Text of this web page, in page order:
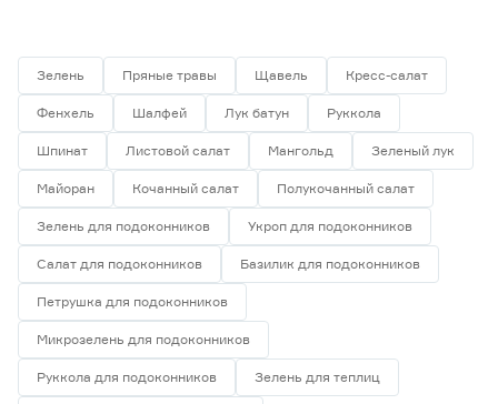
Марка
Agroni
Darit
0
Гавриш
Ещё 8
Страна производства
Китай
Россия
Форма плода
Шиловидная
Зелень Пряные травы Щавель Кресс-салат
Фенхель Шалфей Лук батун Руккола
Шпинат Листовой салат Мангольд Зеленый лук
Майоран Кочанный салат Полукочанный салат
Зелень для подоконников Укроп для подоконников
Салат для подоконников Базилик для подоконников
Петрушка для подоконников
Микрозелень для подоконников
Руккола для подоконников Зелень для теплиц